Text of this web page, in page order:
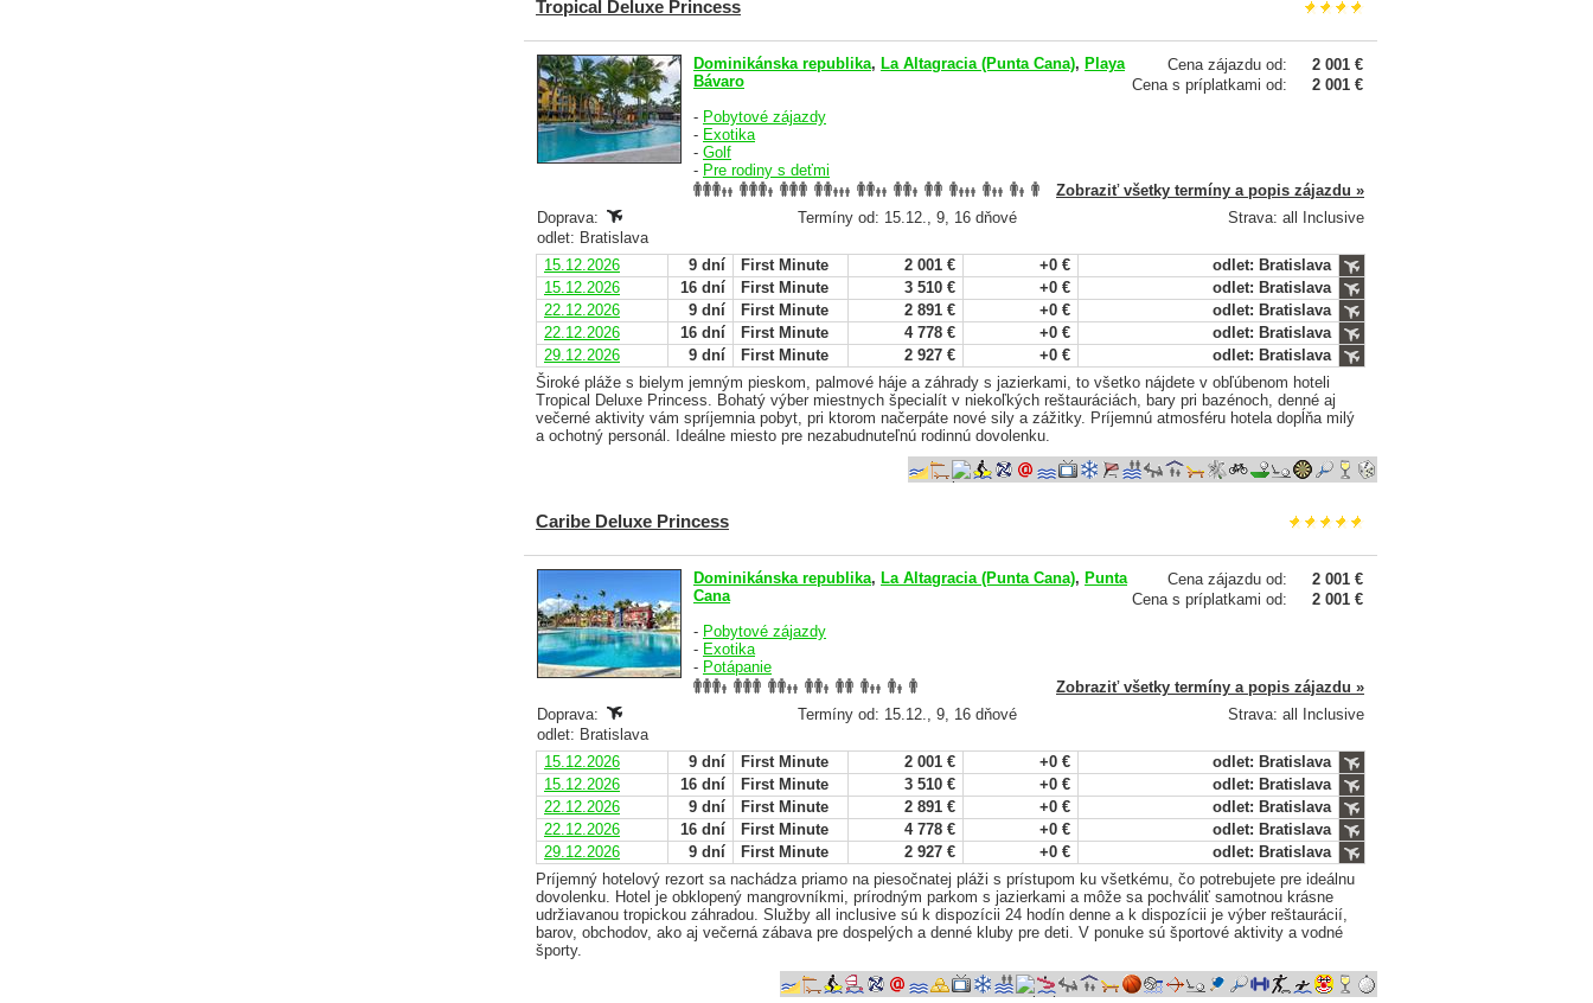
Tropical Deluxe Princess
Cena zájazdu od:
2 001 €
Cena s príplatkami od:
2 001 €
Dominikánska republika, La Altagracia (Punta Cana), Playa
Bávaro
- Pobytové zájazdy
- Exotika
- Golf
- Pre rodiny s deťmi
Zobraziť všetky termíny a popis zájazdu »
Doprava:
Termíny od: 15.12., 9, 16 dňové
Strava: all Inclusive
odlet: Bratislava
15.12.2026
9 dní First Minute 2 001 € +0 €
odlet: Bratislava
15.12.2026
16 dní First Minute 3 510 € +0 €
odlet: Bratislava
22.12.2026
9 dní First Minute 2 891 € +0 €
odlet: Bratislava
22.12.2026
16 dní First Minute 4 778 € +0 €
odlet: Bratislava
29.12.2026
9 dní First Minute 2 927 € +0 €
odlet: Bratislava
Široké pláže s bielym jemným pieskom, palmové háje a záhrady s jazierkami, to všetko nájdete v obľúbenom hoteli
Tropical Deluxe Princess. Bohatý výber miestnych špecialít v niekoľkých reštauráciách, bary pri bazénoch, denné aj
večerné aktivity vám spríjemnia pobyt, pri ktorom načerpáte nové sily a zážitky. Príjemnú atmosféru hotela dopĺňa milý
a ochotný personál. Ideálne miesto pre nezabudnuteľnú rodinnú dovolenku.
Caribe Deluxe Princess
Cena zájazdu od:
2 001 €
Cena s príplatkami od:
2 001 €
Dominikánska republika, La Altagracia (Punta Cana), Punta
Cana
- Pobytové zájazdy
- Exotika
- Potápanie
Zobraziť všetky termíny a popis zájazdu »
Doprava:
Termíny od: 15.12., 9, 16 dňové
Strava: all Inclusive
odlet: Bratislava
15.12.2026
9 dní First Minute 2 001 € +0 €
odlet: Bratislava
15.12.2026
16 dní First Minute 3 510 € +0 €
odlet: Bratislava
22.12.2026
9 dní First Minute 2 891 € +0 €
odlet: Bratislava
22.12.2026
16 dní First Minute 4 778 € +0 €
odlet: Bratislava
29.12.2026
9 dní First Minute 2 927 € +0 €
odlet: Bratislava
Príjemný hotelový rezort sa nachádza priamo na piesočnatej pláži s prístupom ku všetkému, čo potrebujete pre ideálnu
dovolenku. Hotel je obklopený mangrovníkmi, prírodným parkom s jazierkami a môže sa pochváliť samotnou krásne
udržiavanou tropickou záhradou. Služby all inclusive sú k dispozícii 24 hodín denne a k dispozícii je výber reštaurácií,
barov, obchodov, ako aj večerná zábava pre dospelých a denné kluby pre deti. V ponuke sú športové aktivity a vodné
športy.